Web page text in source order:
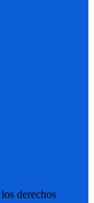
derechos